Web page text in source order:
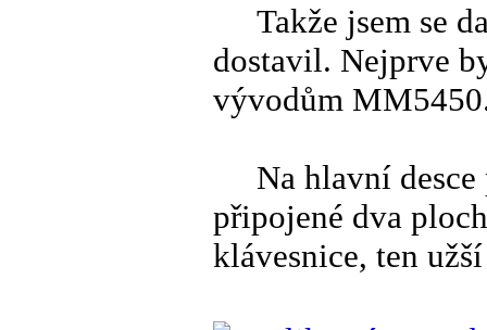
Takže jsem se
dostavil. Nejprve
vývodům
Na hlavní desce
připojené dva
klávesnice, ten